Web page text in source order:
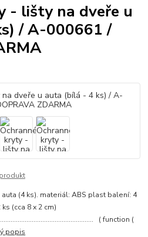
- lišty na dveře u
/ A-000661 /
(4 ks). materiál: ABS plast balení: 4
(cca 8 x 2 cm)
( function (
popis